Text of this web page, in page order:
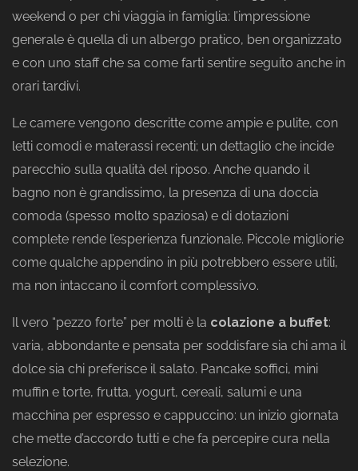
weekend o per chi viaggia in famiglia: l’impressione
generale è quella di un albergo pratico, ben organizzato
e con uno staff che sa come farti sentire seguito anche in
orari tardivi.
Le camere vengono descritte come ampie e pulite, con
letti comodi e materassi recenti; un dettaglio che incide
parecchio sulla qualità del riposo. Anche quando il
bagno non è grandissimo, la presenza di una doccia
comoda (spesso molto spaziosa) e di dotazioni
complete rende l’esperienza funzionale. Piccole migliorie
come qualche appendino in più potrebbero essere utili,
ma non intaccano il comfort complessivo.
Il vero “pezzo forte” per molti è la colazione a buffet:
varia, abbondante e pensata per soddisfare sia chi ama il
dolce sia chi preferisce il salato. Pancake soffici, mini
muffin e torte, frutta, yogurt, cereali, salumi e una
macchina per espresso e cappuccino: un inizio giornata
che mette d’accordo tutti e che fa percepire cura nella
selezione.